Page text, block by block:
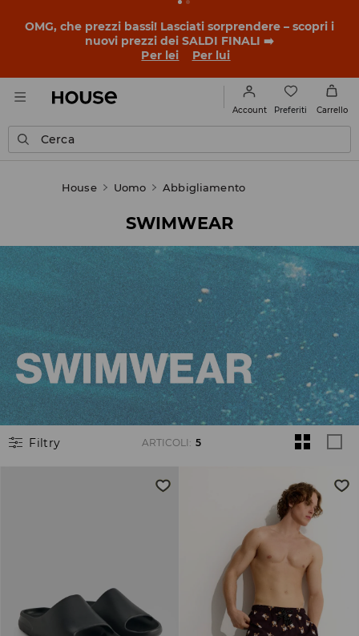
BACK TO SCHOOL
Le storie più belle iniziano prima
della prima campanella. Inizia l'anno scolastico con un
nuovo look!
Per lei
Per lui
Account Preferiti Carrello
Cerca
House Uomo Abbigliamento
SWIMWEAR
Filtry ARTICOLI : 5